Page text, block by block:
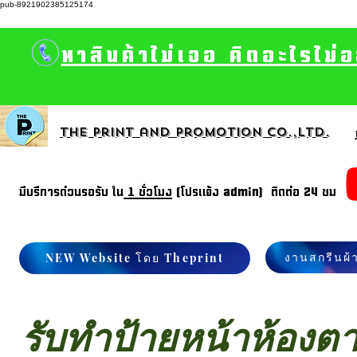
pub-8921902385125174
หาสินค้าไม่เจอ คิดอะไรไ
The print and promotion CO.,Ltd.
มีบรีการด่วนรอรับ ใน 1 ชั่วโมง (โปรแจ้ง admin) ติดต่อ 24 ชม
NEW Website โดย Theprint งานสกรีนผ้
รับทำป้ายหน้าห้องต